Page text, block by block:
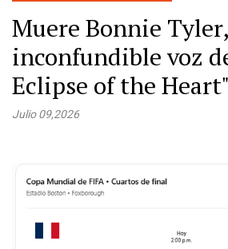
Muere Bonnie
inconfundible voz
Eclipse of the Heart"
Julio 09,2026